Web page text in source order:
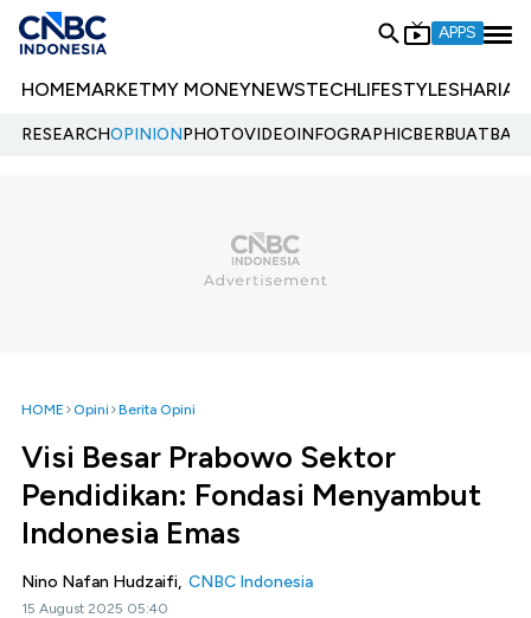
APPS
HOMEMARKETMY MONEYNEWSTECHLIFESTYLESHARIA
RESEARCHOPINIONPHOTOVIDEOINFOGRAPHIC
HOME Opini Berita Opini
Visi Besar Prabowo Sektor
Pendidikan: Fondasi Menyambut
Indonesia Emas
Nino Nafan Hudzaifi, CNBC Indonesia
15 August 2025 05:40